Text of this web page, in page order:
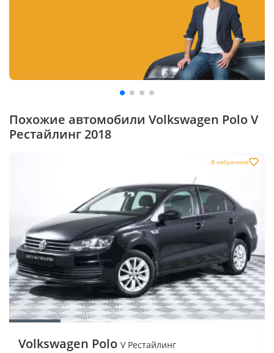
Похожие автомобили Volkswagen Polo V
Рестайлинг 2018
В избранное
Volkswagen Polo V Рестайлинг